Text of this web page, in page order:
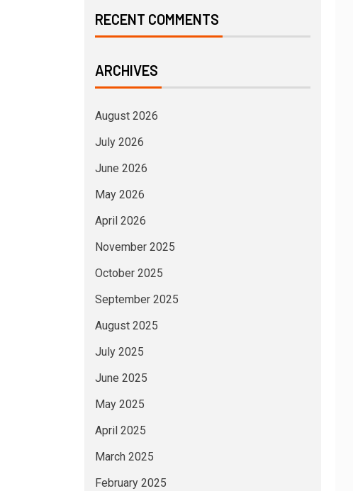
RECENT COMMENTS
ARCHIVES
August 2026
July 2026
June 2026
May 2026
April 2026
November 2025
October 2025
September 2025
August 2025
July 2025
June 2025
May 2025
April 2025
March 2025
February 2025